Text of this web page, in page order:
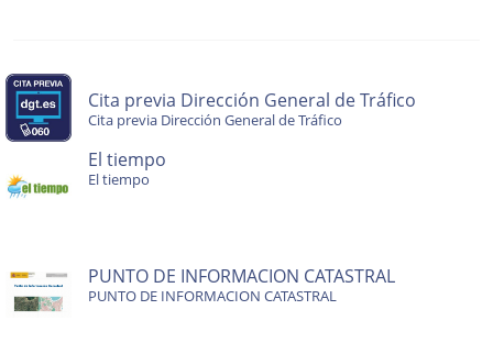
Cita previa Dirección General de Tráfico
Cita previa Dirección General de Tráfico
El tiempo
El tiempo
PUNTO DE INFORMACION CATASTRAL
PUNTO DE INFORMACION CATASTRAL